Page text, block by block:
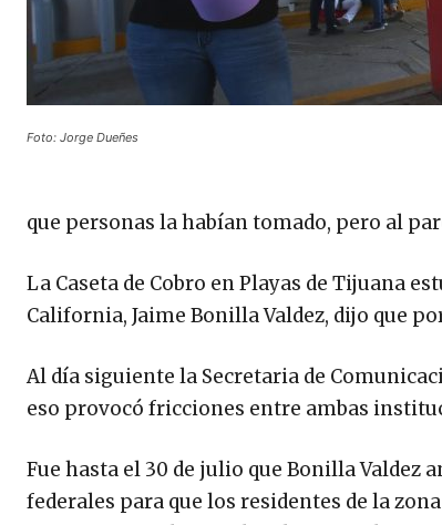
Foto: Jorge Dueñes
que personas la habían tomado, pero al
La Caseta de Cobro en Playas de Tijuana
California, Jaime Bonilla Valdez, dijo que
Al día siguiente la Secretaria de
eso provocó fricciones entre ambas
Fue hasta el 30 de julio que Bonilla Valdez
federales para que los residentes de la